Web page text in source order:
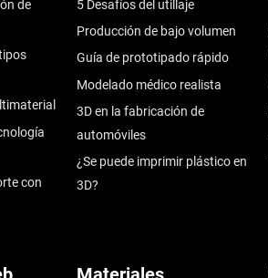
de
con
5 Desafíos del utillaje
Producción de bajo volumen
Guía de prototipado rápido
Modelado médico realista
3D en la fabricación de
automóviles
¿Se puede imprimir plástico en
3D?